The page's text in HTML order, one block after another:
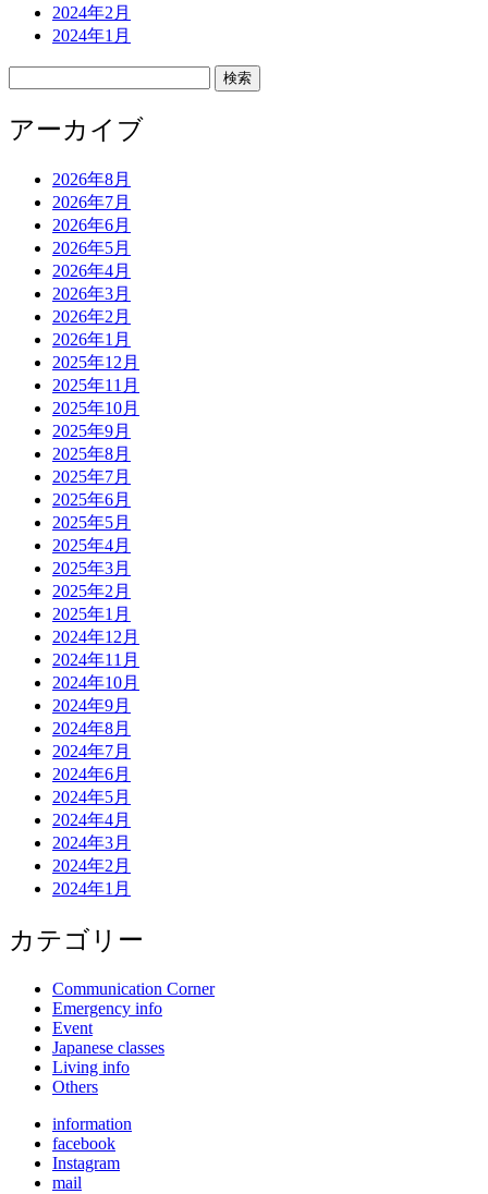
2024年2月
2024年1月
アーカイブ
2026年8月
2026年7月
2026年6月
2026年5月
2026年4月
2026年3月
2026年2月
2026年1月
2025年12月
2025年11月
2025年10月
2025年9月
2025年8月
2025年7月
2025年6月
2025年5月
2025年4月
2025年3月
2025年2月
2025年1月
2024年12月
2024年11月
2024年10月
2024年9月
2024年8月
2024年7月
2024年6月
2024年5月
2024年4月
2024年3月
2024年2月
2024年1月
カテゴリー
Communication Corner
Emergency info
Event
Japanese classes
Living info
Others
information
facebook
Instagram
mail